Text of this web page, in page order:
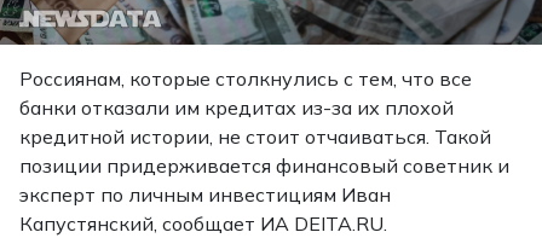
Россиянам, которые столкнулись с тем, что все
банки отказали им кредитах из-за их плохой
кредитной истории, не стоит отчаиваться. Такой
позиции придерживается финансовый советник и
эксперт по личным инвестициям Иван
Капустянский, сообщает ИА DEITA.RU.